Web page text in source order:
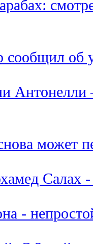
сообщил об
Антонелли
может
Салах -
-